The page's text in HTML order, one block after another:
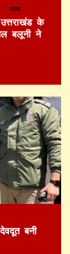
राज्य
के
बलूनी ने
बनी